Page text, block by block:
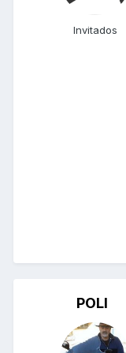
Invitados
POLI